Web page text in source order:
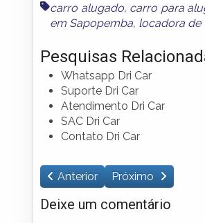
carro alugado, carro para
em Sapopemba, locadora de
Pesquisas
Whatsapp Dri Car
Suporte Dri Car
Atendimento Dri Car
SAC Dri Car
Contato Dri Car
Anterior Próximo
Deixe um comentário